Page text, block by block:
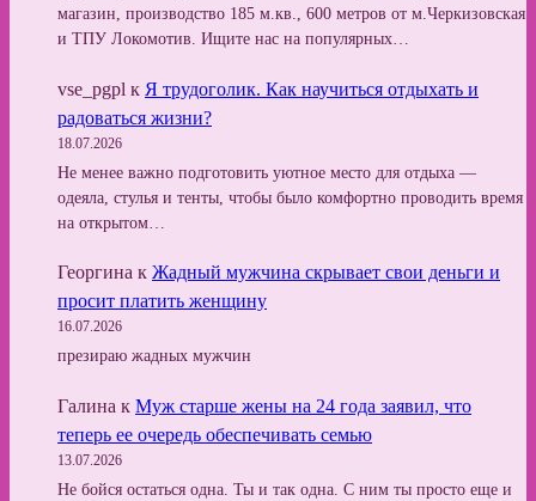
магазин, производство 185 м.кв., 600 метров от м.Черкизовская
и ТПУ Локомотив. Ищите нас на популярных…
vse_pgpl к Я трудоголик. Как научиться отдыхать и
радоваться жизни?
18.07.2026
Не менее важно подготовить уютное место для отдыха —
одеяла, стулья и тенты, чтобы было комфортно проводить время
на открытом…
Георгина к Жадный мужчина скрывает свои деньги и
просит платить женщину
16.07.2026
презираю жадных мужчин
Галина к Муж старше жены на 24 года заявил, что
теперь ее очередь обеспечивать семью
13.07.2026
Не бойся остаться одна. Ты и так одна. С ним ты просто еще и